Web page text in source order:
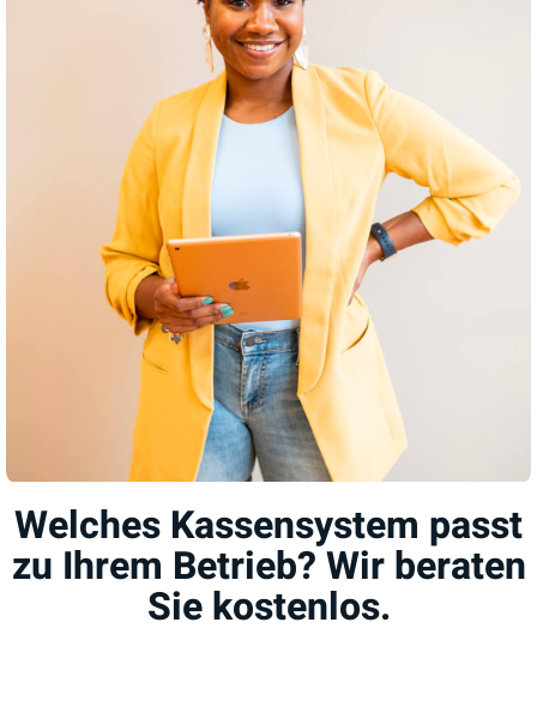
Welches Kassensystem passt
zu Ihrem Betrieb? Wir beraten
Sie kostenlos.